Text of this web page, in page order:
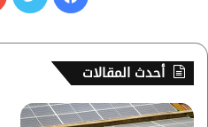
س
ب
أحدث المقالات